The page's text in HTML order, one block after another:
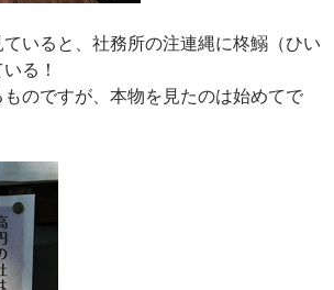
いると、社務所の注連縄に柊鰯（ひい
る！
のですが、本物を見たのは始めてで